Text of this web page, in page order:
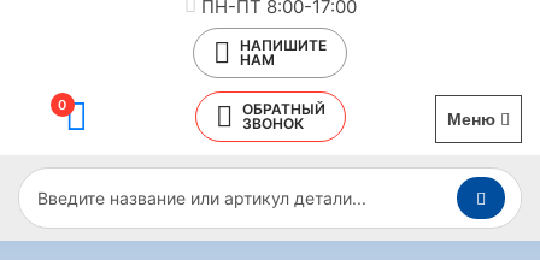
ПН-ПТ 8:00-17:00
НАПИШИТЕ
НАМ
0
ОБРАТНЫЙ
ЗВОНОК
Меню